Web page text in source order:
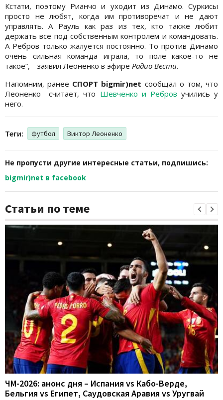
Кстати, поэтому Рианчо и уходит из Динамо. Суркисы
просто не любят, когда им противоречат и не дают
управлять. А Рауль как раз из тех, кто также любит
держать все под собственным контролем и командовать.
А Ребров только жалуется постоянно. То против Динамо
очень сильная команда играла, то поле какое-то не
такое“, - заявил Леоненко в эфире Радио Вести.
Напомним, ранее СПОРТ bigmir)net сообщал о том, что
Леоненко считает, что Шевченко и Ребров учились у
него.
Теги: футбол Виктор Леоненко
Не пропусти другие интересные статьи, подпишись:
bigmir)net в facebook
Статьи по теме
ЧМ-2026: анонс дня – Испания vs Кабо-Верде,
Бельгия vs Египет, Саудовская Аравия vs Уругвай